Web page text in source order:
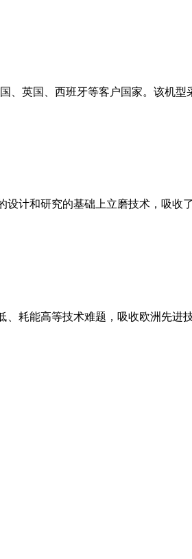
、英国、西班牙等客户国家。该机
计和研究的基础上立磨技术，吸
耗能高等技术难题，吸收欧洲先